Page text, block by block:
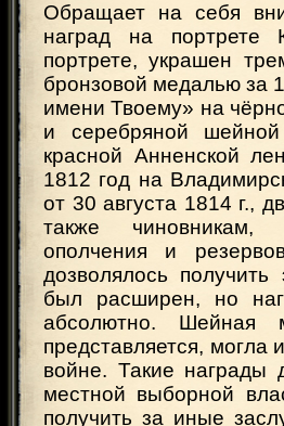
Обращает на себя
наград на портрете
портрете, украшен
бронзовой медалью за
имени Твоему» на
и серебряной
красной Анненской
1812 год на
от 30 августа 1814 г.,
также чиновникам,
ополчения и
дозволялось
был расширен, но
абсолютно. Шейная
представляется, могла
войне. Такие награды
местной выборной
получить за иные